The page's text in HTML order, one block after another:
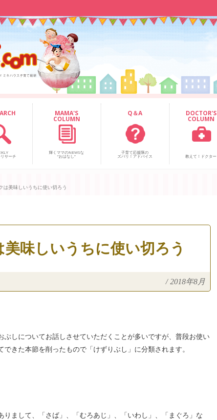
サーチ
MAMA'S
COLUMN
輝くママのNEWSな
“おはなし”
Q＆A
子育て応援隊の
ズバリ！アドバイス
DOCTOR'S
COLUMN
教えて！ドクター
は美味しいうちに使い切ろう
味しいうちに使い切ろう
/ 2018年8月
しについてお話しさせていただくことが多いですが、普段お使い
きた本節を削ったもので「けずりぶし」に分類されます。
りまして、「さば」、「むろあじ」、「いわし」、「まぐろ」な